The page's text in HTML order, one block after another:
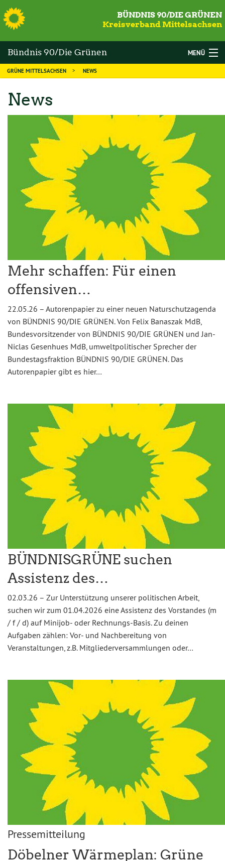
S
BÜNDNIS 90/DIE GRÜNEN
Kreisverband Mittelsachsen
Bündnis 90/Die Grünen
Mittelsachsen
MENÜ
WAHLEN
DIE GRÜNEN
MANDATSTRÄGER
THEMEN
KALENDER
NEWS
MITGLIED WERDEN
GRÜNE MITTELSACHSEN NEWS
News
Mehr schaffen: Für einen
offensiven…
22.05.26 – Autorenpapier zu einer neuen Naturschutzagenda
von BÜNDNIS 90/DIE GRÜNEN. Von Felix Banaszak MdB,
Bundesvorsitzender von BÜNDNIS 90/DIE GRÜNEN und Jan-
Niclas Gesenhues MdB, umweltpolitischer Sprecher der
Bundestagsfraktion BÜNDNIS 90/DIE GRÜNEN. Das
Autorenpapier gibt es hier…
BÜNDNISGRÜNE suchen
Assistenz des…
02.03.26 – Zur Unterstützung unserer politischen Arbeit,
suchen wir zum 01.04.2026 eine Assistenz des Vorstandes (m
/ f / d) auf Minijob- oder Rechnungs-Basis. Zu deinen
Aufgaben zählen: Vor- und Nachbereitung von
Veranstaltungen, z.B. Mitgliederversammlungen oder…
Pressemitteilung
Döbelner Wärmeplan: Grüne